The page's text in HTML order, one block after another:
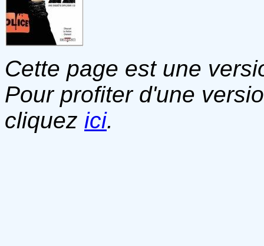
Cette page est une
Pour profiter d'une
cliquez ici.